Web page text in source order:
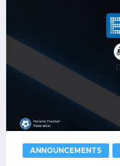
ANNOUNCEMENTS